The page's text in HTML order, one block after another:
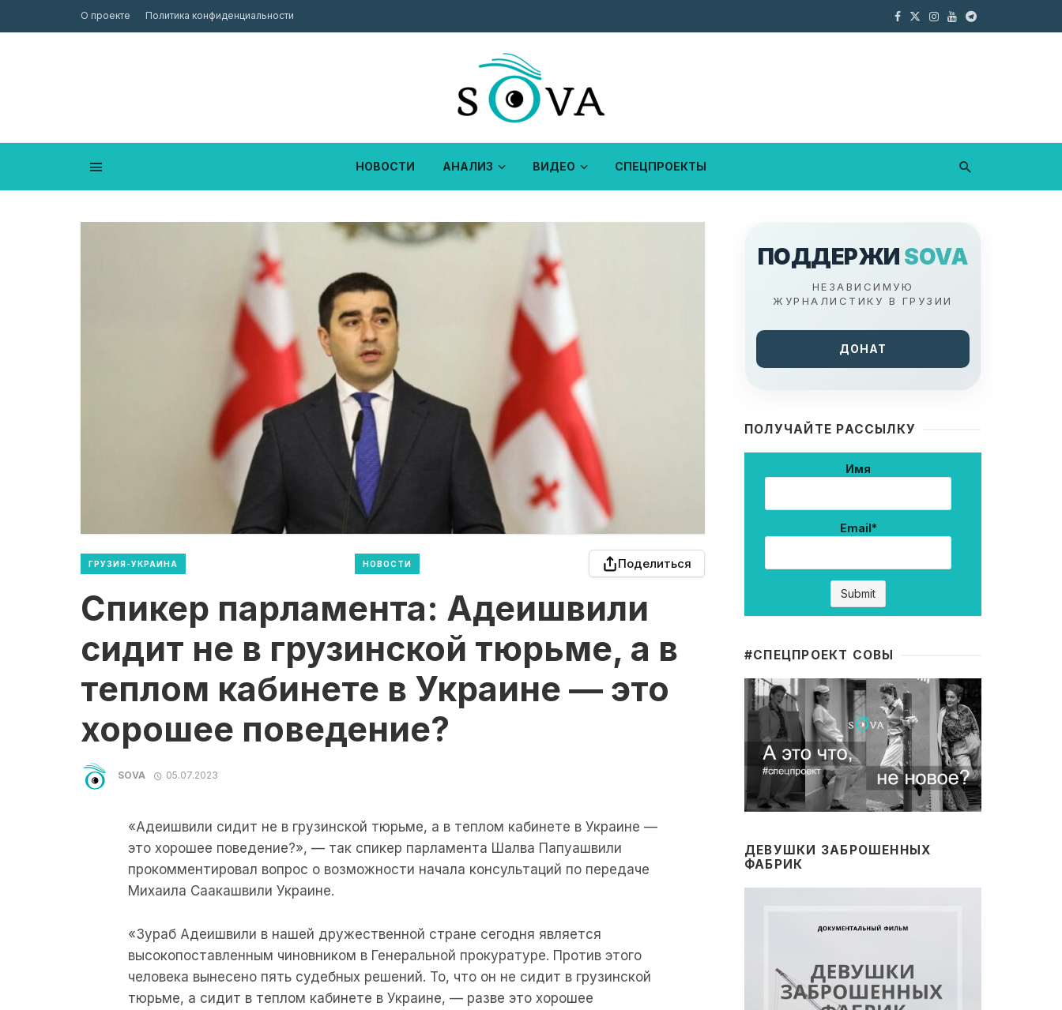
О проекте Политика конфиденциальности
НОВОСТИ АНАЛИЗ ВИДЕО СПЕЦПРОЕКТЫ
ГРУЗИЯ-УКРАИНА НОВОСТИ Поделиться
Спикер парламента: Адеишвили
сидит не в грузинской тюрьме, а в
теплом кабинете в Украине — это
хорошее поведение?
SOVA 05.07.2023
«Адеишвили сидит не в грузинской тюрьме, а в теплом кабинете в Украине —
это хорошее поведение?», — так спикер парламента Шалва Папуашвили
прокомментировал вопрос о возможности начала консультаций по передаче
Михаила Саакашвили Украине.
«Зураб Адеишвили в нашей дружественной стране сегодня является
высокопоставленным чиновником в Генеральной прокуратуре. Против этого
человека вынесено пять судебных решений. То, что он не сидит в грузинской
тюрьме, а сидит в теплом кабинете в Украине, — разве это хорошее
ПОДДЕРЖИ SOVA
НЕЗАВИСИМУЮ
ЖУРНАЛИСТИКУ В ГРУЗИИ
ДОНАТ
ПОЛУЧАЙТЕ РАССЫЛКУ
Имя
Email*
#CПЕЦПРОЕКТ СОВЫ
ДЕВУШКИ ЗАБРОШЕННЫХ
ФАБРИК